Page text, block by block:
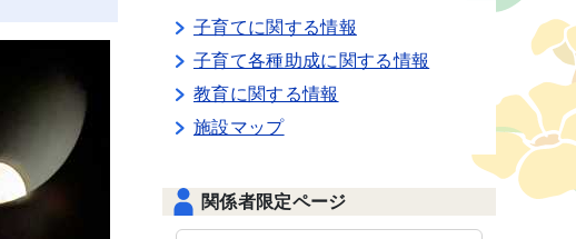
子育てに関する情報
子育て各種助成に関する情報
教育に関する情報
施設マップ
関係者限定ページ